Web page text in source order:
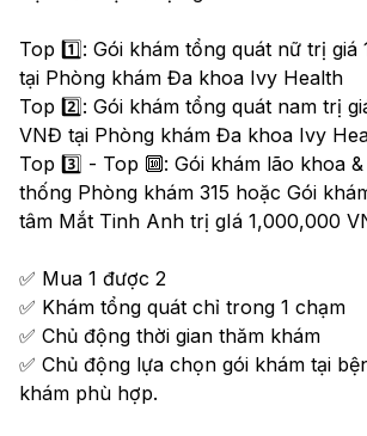
Top 1️⃣: Gói khám tổng quát nữ trị giá
tại Phòng khám Đa khoa Ivy Health
Top 2️⃣: Gói khám tổng quát nam trị
VNĐ tại Phòng khám Đa khoa Ivy
Top 3️⃣ - Top 🔟: Gói khám lão khoa
thống Phòng khám 315 hoặc Gói
tâm Mắt Tinh Anh trị gIá 1,000,000
✅ Mua 1 được 2
✅ Khám tổng quát chỉ trong 1 chạm
✅ Chủ động thời gian thăm khám
✅ Chủ động lựa chọn gói khám tại
khám phù hợp.